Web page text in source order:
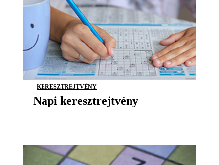
KERESZTREJTVÉNY
Napi keresztrejtvény